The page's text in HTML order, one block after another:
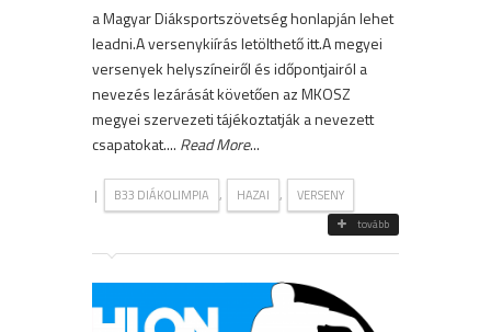
a Magyar Diáksportszövetség honlapján lehet
leadni.A versenykiírás letölthető itt.A megyei
versenyek helyszíneiről és időpontjairól a
nevezés lezárását követően az MKOSZ
megyei szervezeti tájékoztatják a nevezett
csapatokat.... Read More...
| B33 DIÁKOLIMPIA , HAZAI , VERSENY
tovább